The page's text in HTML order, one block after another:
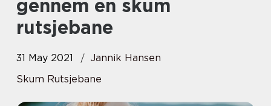
gennem en skum
rutsjebane
31 May 2021
Jannik Hansen
Skum Rutsjebane